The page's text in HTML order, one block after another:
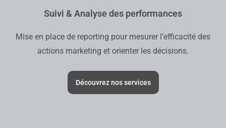
Suivi & Analyse des performances
Mise en place de reporting pour mesurer l’efficacité des
actions marketing et orienter les décisions.
Découvrez nos services